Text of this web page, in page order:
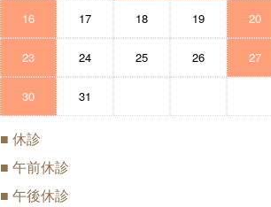
16 17 18 19 20
23 24 25 26 27
30 31
■ 休診
■ 午前休診
■ 午後休診